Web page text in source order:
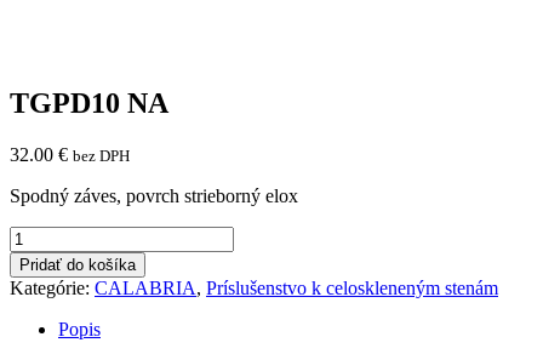
TGPD10 NA
32.00 € bez DPH
Spodný záves, povrch strieborný elox
množstvo
TGPD10
NA
Pridať do košíka
Kategórie: CALABRIA, Príslušenstvo k celoskleneným stenám
Popis